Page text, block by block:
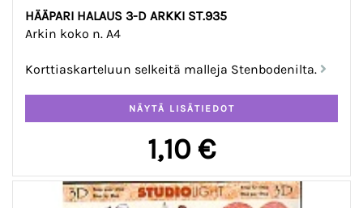
HÄÄPARI HALAUS 3-D ARKKI ST.935
Arkin koko n. A4
Korttiaskarteluun selkeitä malleja Stenbodenilta.
1,10 €